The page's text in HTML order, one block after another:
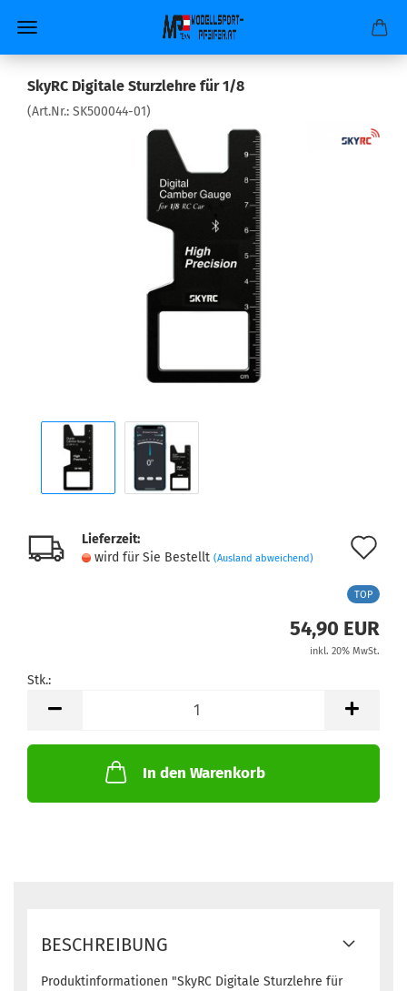
SkyRC Digitale Sturzlehre für 1/8
(Art.Nr.: SK500044-01)
Lieferzeit:
wird für Sie Bestellt (Ausland abweichend)
TOP
54,90 EUR
inkl. 20% MwSt.
Stk.:
In den Warenkorb
BESCHREIBUNG
Produktinformationen "SkyRC Digitale Sturzlehre für